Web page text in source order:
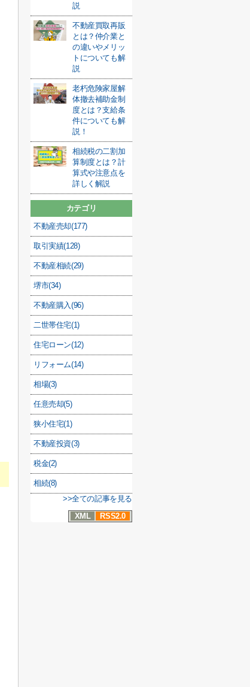
説
不動産買取再販
とは？仲介業と
の違いやメリッ
トについても解
説
老朽危険家屋解
体撤去補助金制
度とは？支給条
件についても解
説！
相続税の二割加
算制度とは？計
算式や注意点を
詳しく解説
カテゴリ
不動産売却(177)
取引実績(128)
不動産相続(29)
堺市(34)
不動産購入(96)
二世帯住宅(1)
住宅ローン(12)
リフォーム(14)
相場(3)
任意売却(5)
狭小住宅(1)
不動産投資(3)
税金(2)
相続(8)
>>全ての記事を見る
XML
RSS2.0